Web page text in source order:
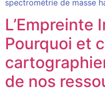
spectrométrie de masse
L’Empreinte
Pourquoi et
de nos